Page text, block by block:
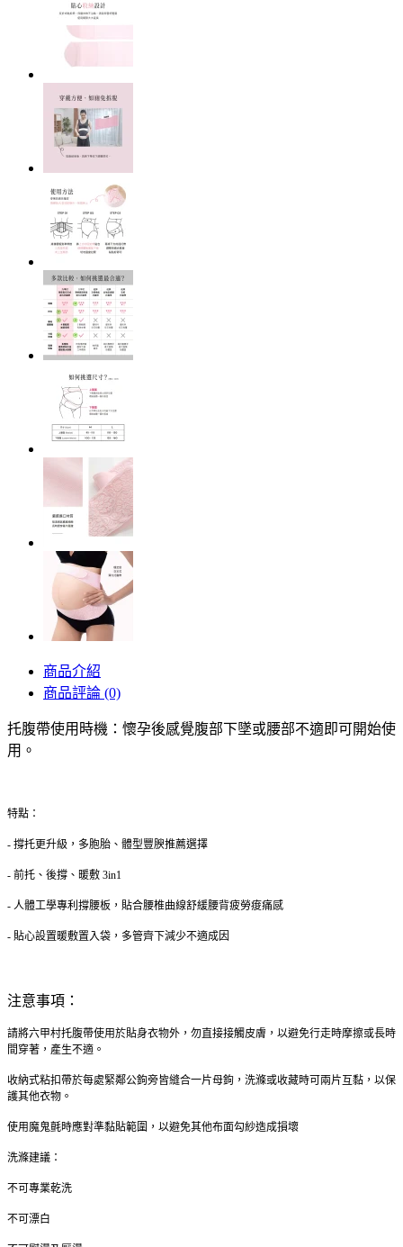
商品介紹
商品評論 (0)
托腹帶使用時機：懷孕後感覺腹部下墜或腰部不適即可開始使
用。
特點：
- 撐托更升級，多胞胎、體型豐腴推薦選擇
- 前托、後撐、暖敷 3in1
- 人體工學專利撐腰板，貼合腰椎曲線舒緩腰背疲勞痠痛感
- 貼心設置暖敷置入袋，多管齊下減少不適成因
注意事項：
請將六甲村托腹帶使用於貼身衣物外，勿直接接觸皮膚，以避免行走時摩擦或長時
間穿著，產生不適。
收納式粘扣帶於每處緊鄰公鉤旁皆縫合一片母鉤，洗滌或收藏時可兩片互黏，以保
護其他衣物。
使用魔鬼氈時應對準黏貼範圍，以避免其他布面勾紗造成損壞
洗滌建議：
不可專業乾洗
不可漂白